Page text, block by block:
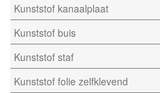
Kunststof kanaalplaat
Kunststof buis
Kunststof staf
Kunststof folie zelfklevend